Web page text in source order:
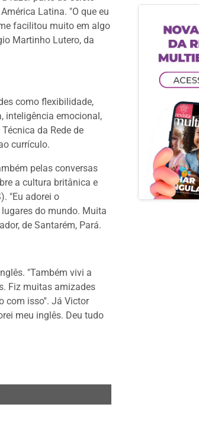
Latina. "O que eu
facilitou muito em algo
Martinho Lutero, da
como flexibilidade,
inteligência emocional,
da Rede de
currículo.
pelas conversas
a cultura britânica e
"Eu adorei o
do mundo. Muita
de Santarém, Pará.
"Também vivi a
Fiz muitas amizades
com isso''. Já Victor
meu inglês. Deu tudo